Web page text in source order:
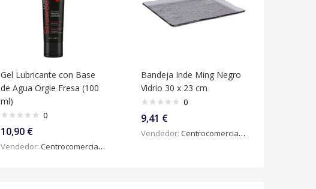
Gel Lubricante con Base
de Agua Orgie Fresa (100
ml)
0
10,90 €
Vendedor: Centrocomercialdigital
Bandeja Inde Ming Negro
Vidrio 30 x 23 cm
0
9,41 €
Vendedor: Centrocomercialdigital